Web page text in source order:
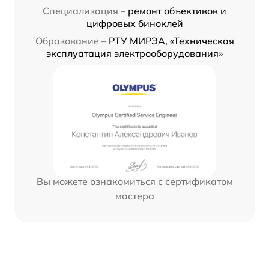
Специализация – ремонт объективов и
цифровых биноклей
Образование – РТУ МИРЭА, «Техническая
эксплуатация электрооборудования»
Вы можете ознакомиться с сертификатом
мастера